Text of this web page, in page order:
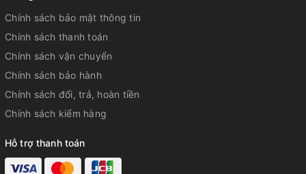
Phong cách:
Thanh lịch
Nếu bạn yêu thích các mẫu
tpwatch.com.vn.
Citizen NJ0151-88L, đồng hồ cơ Citizen, đồng hồ nam
Citizen, đồng hồ Automatic, Citizen NJ0151, đồng hồ nam
Chính sách bảo mật thông tin
Chính sách thanh toán
Chính sách vận chuyển
Chính sách bảo hành
Chính sách đổi, trả, hoàn tiền
Chính sách kiểm hàng
Hỗ trợ thanh toán